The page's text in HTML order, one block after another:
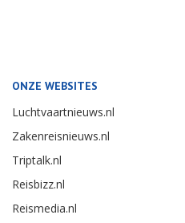
ONZE WEBSITES
Luchtvaartnieuws.nl
Zakenreisnieuws.nl
Triptalk.nl
Reisbizz.nl
Reismedia.nl